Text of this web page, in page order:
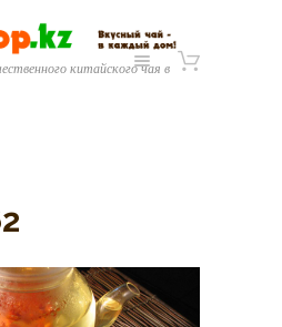
китайского чая в